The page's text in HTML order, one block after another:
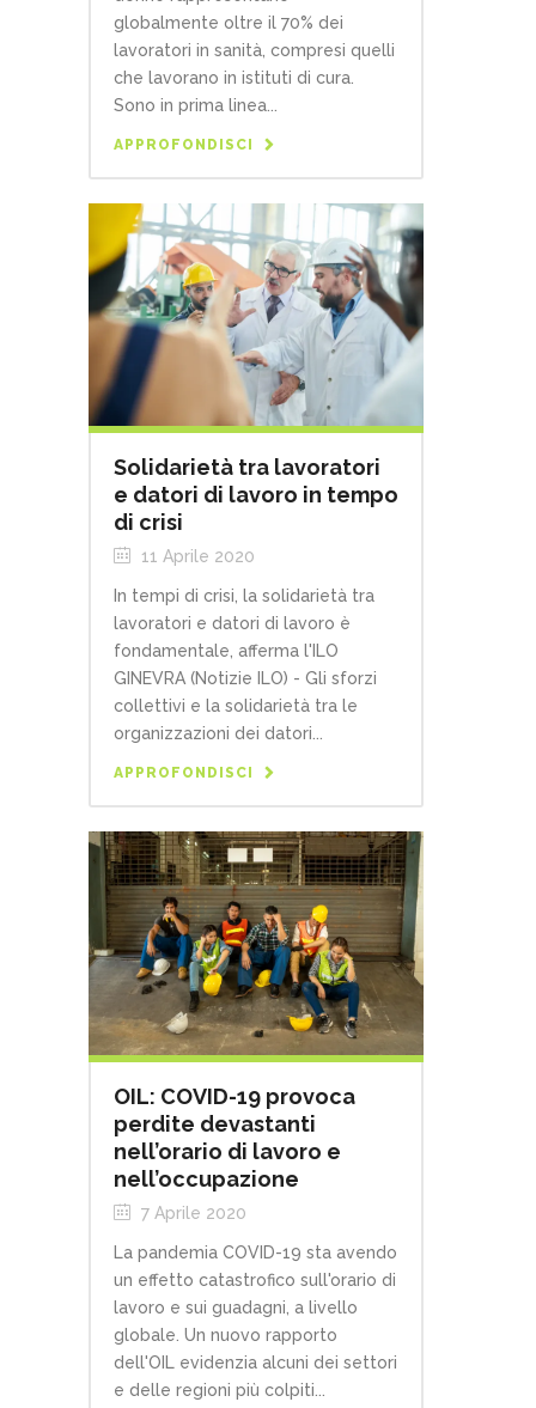
globalmente oltre il 70% dei
lavoratori in sanità, compresi quelli
che lavorano in istituti di cura.
Sono in prima linea...
APPROFONDISCI
Solidarietà tra lavoratori
e datori di lavoro in tempo
di crisi
11 Aprile 2020
In tempi di crisi, la solidarietà tra
lavoratori e datori di lavoro è
fondamentale, afferma l'ILO
GINEVRA (Notizie ILO) - Gli sforzi
collettivi e la solidarietà tra le
organizzazioni dei datori...
APPROFONDISCI
OIL: COVID-19 provoca
perdite devastanti
nell’orario di lavoro e
nell’occupazione
7 Aprile 2020
La pandemia COVID-19 sta avendo
un effetto catastrofico sull'orario di
lavoro e sui guadagni, a livello
globale. Un nuovo rapporto
dell'OIL evidenzia alcuni dei settori
e delle regioni più colpiti...